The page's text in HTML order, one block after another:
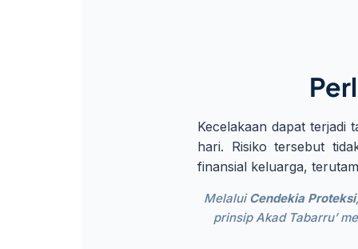
Kecelakaan dapat terjadi
hari. Risiko tersebut
finansial keluarga,
MelaluiCendekia Proteksi
prinsip Akad Tabarru’